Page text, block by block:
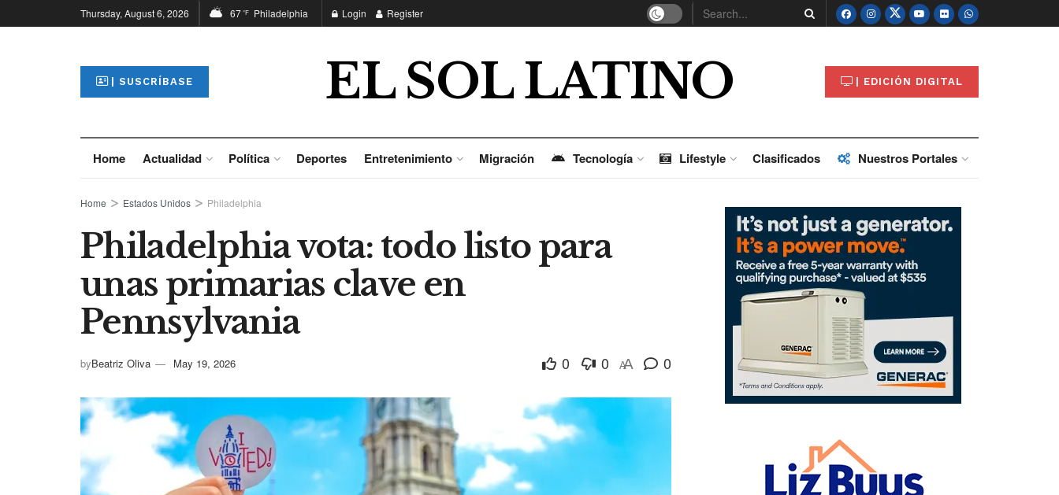
Thursday, August 6, 2026 67°F Philadelphia Login Register
| SUSCRÍBASE EL SOL LATINO | EDICIÓN DIGITAL
Home Actualidad Política Deportes Entretenimiento Migración Tecnología Lifestyle Clasificados Nuestros Portales
Home Estados Unidos Philadelphia
Philadelphia vota: todo listo para
unas primarias clave en
Pennsylvania
byBeatriz Oliva May 19, 2026 0 0 AA 0